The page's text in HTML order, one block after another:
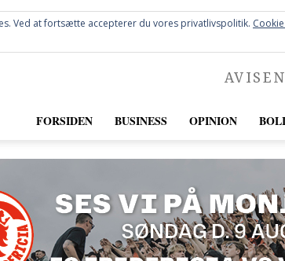
AVISEN
FORSIDEN BUSINESS OPINION
Ved at fortsætte accepterer du vores privatlivspolitik.